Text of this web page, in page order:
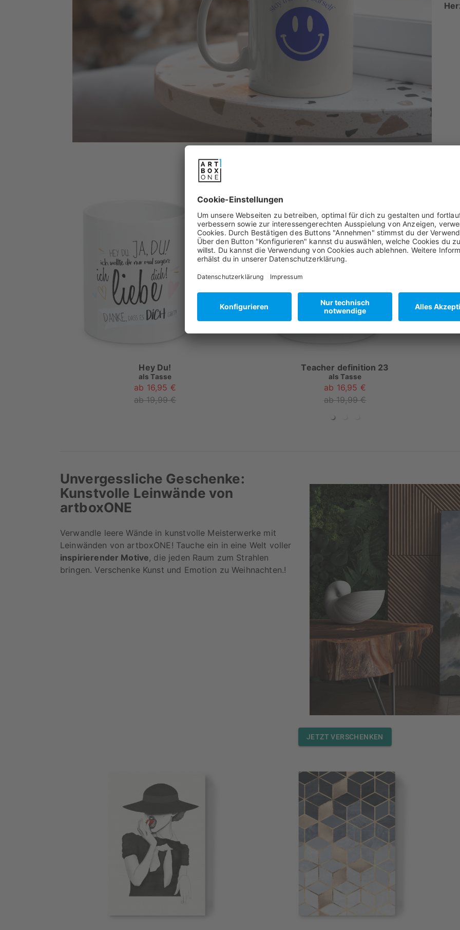
Hey Du!
als Tasse
ab 16,95 €
ab 19,99 €
Teacher definition 23
als Tasse
ab 16,95 €
ab 19,99 €
Unvergessliche Geschenke:
Kunstvolle Leinwände von
artboxONE
Verwandle leere Wände in kunstvolle Meisterwerke mit
Leinwänden von artboxONE! Tauche ein in eine Welt voller
inspirierender Motive, die jeden Raum zum Strahlen
bringen. Verschenke Kunst und Emotion zu Weihnachten.!
JETZT VERSCHENKEN